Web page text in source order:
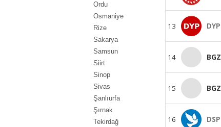
Ordu
Osmaniye
Rize
Sakarya
Samsun
Siirt
Sinop
Sivas
Şanlıurfa
Şırnak
Tekirdağ
13 DYP
14 BGZ
15 BGZ
16 DSP